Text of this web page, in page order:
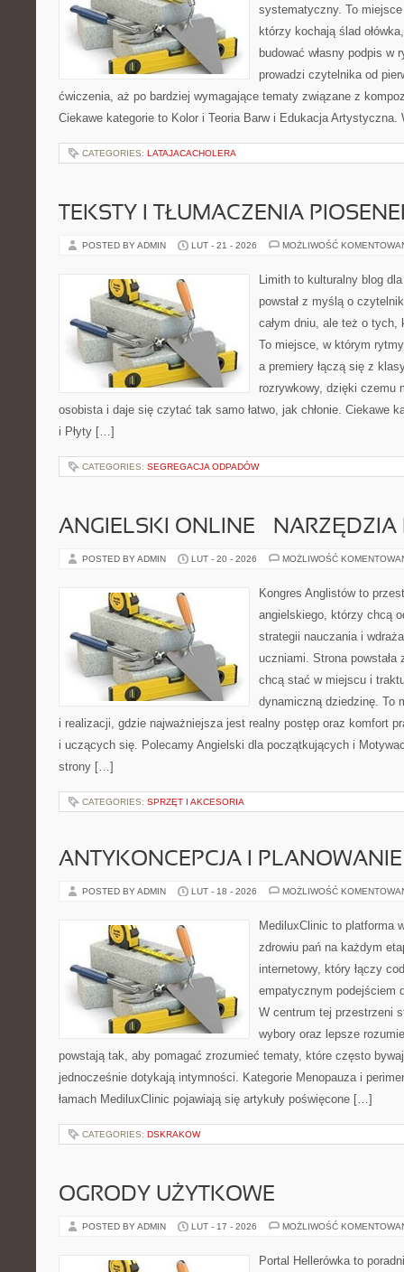
systematyczny. To
którzy kochają ślad
budować własny podpis w
prowadzi czytelnika od
ćwiczenia, aż po bardziej wymagające tematy związane z
Ciekawe kategorie to Kolor i Teoria Barw i Edukacja
CATEGORIES: LATAJACACHOLERA
TEKSTY I TŁUMACZENIA
POSTED BY ADMIN LUT - 21 - 2026 MOŻLIWOŚĆ
Limith to kulturalny blog
powstał z myślą o
całym dniu, ale też o
To miejsce, w którym
a premiery łączą się z
rozrywkowy, dzięki czemu
osobista i daje się czytać tak samo łatwo, jak chłonie. Ciekawe
i Płyty […]
CATEGORIES: SEGREGACJA ODPADÓW
ANGIELSKI ONLINE – NARZĘDZIA
POSTED BY ADMIN LUT - 20 - 2026 MOŻLIWOŚĆ
Kongres Anglistów to
angielskiego, którzy chcą
strategii nauczania i
uczniami. Strona
chcą stać w miejscu i
dynamiczną dziedzinę. To
i realizacji, gdzie najważniejsza jest realny postęp oraz komfort
i uczących się. Polecamy Angielski dla początkujących i
strony […]
CATEGORIES: SPRZĘT I AKCESORIA
ANTYKONCEPCJA I
POSTED BY ADMIN LUT - 18 - 2026 MOŻLIWOŚĆ
MediluxClinic to platforma
zdrowiu pań na każdym
internetowy, który łączy
empatycznym podejściem
W centrum tej przestrzeni
wybory oraz lepsze
powstają tak, aby pomagać zrozumieć tematy, które często
jednocześnie dotykają intymności. Kategorie Menopauza i
łamach MediluxClinic pojawiają się artykuły poświęcone […]
CATEGORIES: DSKRAKOW
OGRODY UŻYTKOWE
POSTED BY ADMIN LUT - 17 - 2026 MOŻLIWOŚĆ
Portal Hellerówka to